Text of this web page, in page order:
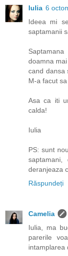
Iulia 6
Ideea mi
saptamanii
doamna
cand dansa
M-a facut
Asa ca iti
calda!
Iulia
PS: sunt
deranjeaza
Răspundeți
Camelia
Iulia, ma
parerile
intamplarea